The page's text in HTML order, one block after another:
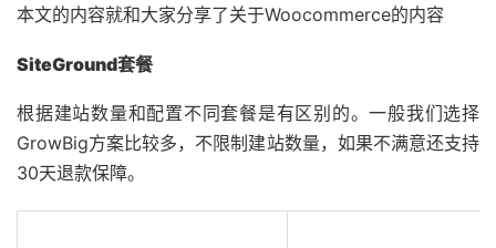
本文的内容就和大家分享了关于Woocommerce的内容
SiteGround套餐
根据建站数量和配置不同套餐是有区别的。一般我们选择
GrowBig方案比较多，不限制建站数量，如果不满意还支持
30天退款保障。